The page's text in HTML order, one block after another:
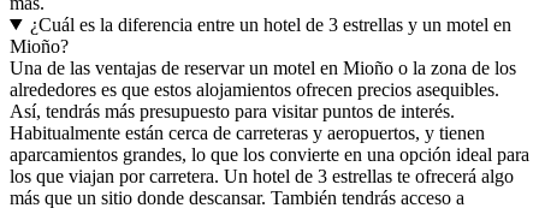
¿Cuál es la diferencia entre un hotel de 3 estrellas y un motel en
Mioño?
Una de las ventajas de reservar un motel en Mioño o la zona de los
alrededores es que estos alojamientos ofrecen precios asequibles.
Así, tendrás más presupuesto para visitar puntos de interés.
Habitualmente están cerca de carreteras y aeropuertos, y tienen
aparcamientos grandes, lo que los convierte en una opción ideal para
los que viajan por carretera. Un hotel de 3 estrellas te ofrecerá algo
más que un sitio donde descansar. También tendrás acceso a